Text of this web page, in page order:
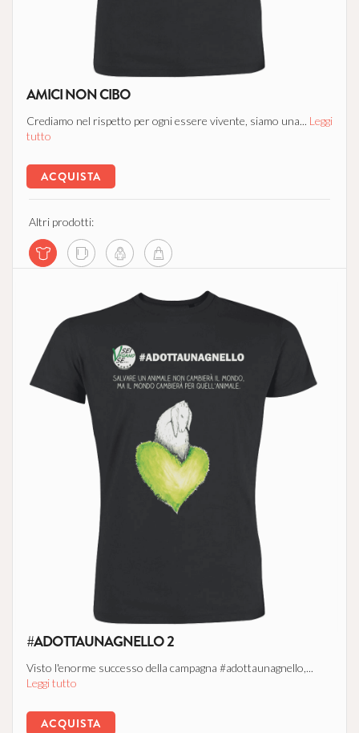
AMICI NON CIBO
Crediamo nel rispetto per ogni essere vivente, siamo una... Leggi
tutto
ACQUISTA
Altri prodotti:
#ADOTTAUNAGNELLO 2
Visto l'enorme successo della campagna #adottaunagnello,...
Leggi tutto
ACQUISTA